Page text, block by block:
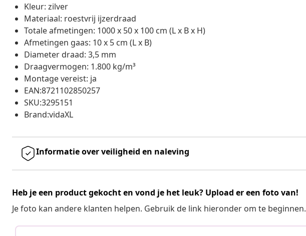
Kleur: zilver
Materiaal: roestvrij ijzerdraad
Totale afmetingen: 1000 x 50 x 100 cm (L x B x H)
Afmetingen gaas: 10 x 5 cm (L x B)
Diameter draad: 3,5 mm
Draagvermogen: 1.800 kg/m³
Montage vereist: ja
EAN:8721102850257
SKU:3295151
Brand:vidaXL
Informatie over veiligheid en naleving
Heb je een product gekocht en vond je het leuk? Upload er een foto van!
Je foto kan andere klanten helpen. Gebruik de link hieronder om te beginnen.